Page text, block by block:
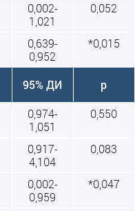
0,002-
1,021
0,052
0,639-
0,952
*0,015
95% ДИ
p
0,974-
1,051
0,550
0,917-
4,104
0,083
0,002-
0,959
*0,047